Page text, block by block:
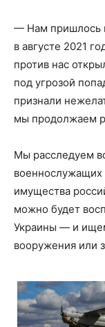
— Нам пришлось
в августе 2021
против нас
под угрозой
признали
мы продолжаем
Мы расследуем
военнослужащих
имущества
можно будет
Украины — и
вооружения или